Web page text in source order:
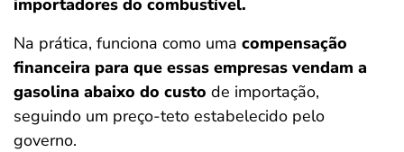
importadores do combustível.
Na prática, funciona como uma compensação
financeira para que essas empresas vendam a
gasolina abaixo do custo de importação,
seguindo um preço-teto estabelecido pelo
governo.